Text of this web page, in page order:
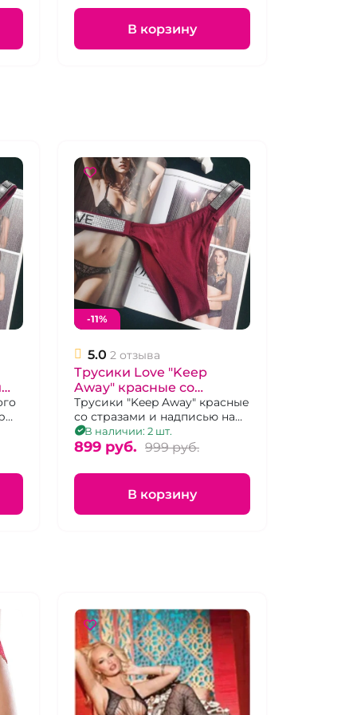
В корзину
S
-11%
5.0 2 отзыва
Трусики Love "Keep
Away" красные со
стразами и надписью на
лямках 3XL/4XL
Трусики "Keep Away" красные
со стразами и надписью на
лямках 3XL/4XL
В наличии: 2 шт.
899 pуб. 999 pуб.
В корзину